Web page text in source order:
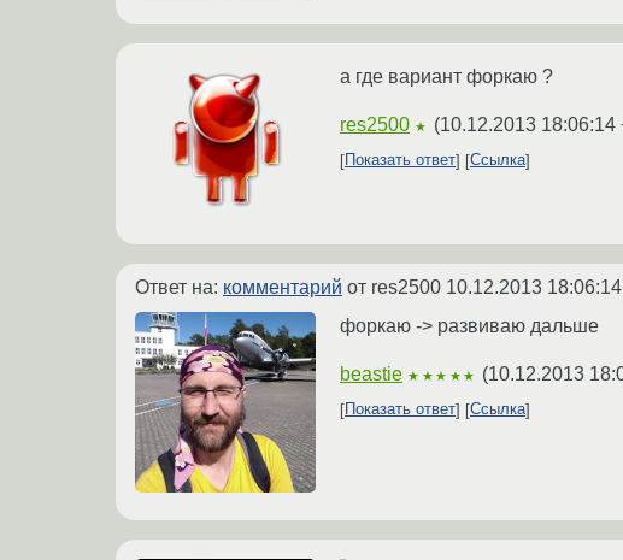
а где вариант форкаю ?
res2500 ★ (10.12.2013 18:06:14
Показать ответ Ссылка
Ответ на: комментарий от res2500 10.12.2013
форкаю -> развиваю дальше
beastie ★★★★★ (10.12.2013
Показать ответ Ссылка